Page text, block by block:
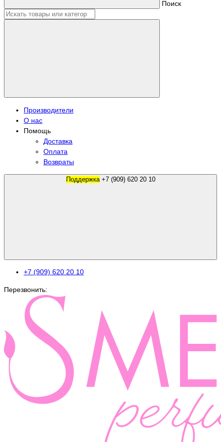
Поиск
Производители
О нас
Помощь
Доставка
Оплата
Возвраты
Поддержка +7 (909) 620 20 10
+7 (909) 620 20 10
Перезвонить: